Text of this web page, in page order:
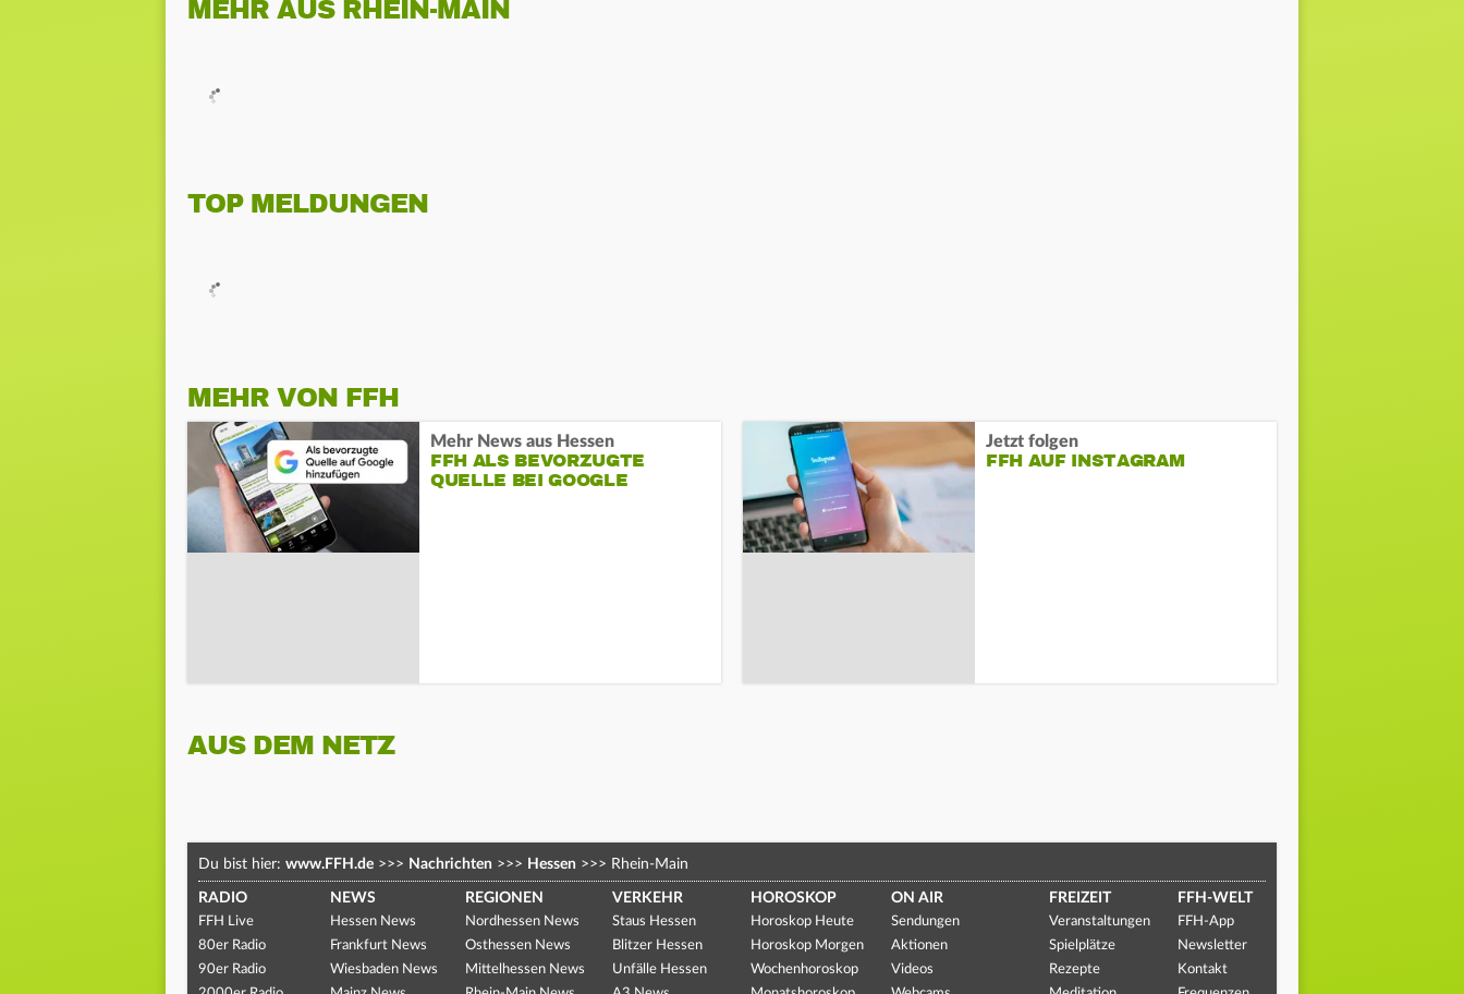
MEHR AUS RHEIN-MAIN
TOP MELDUNGEN
MEHR VON FFH
Mehr News aus Hessen
FFH ALS BEVORZUGTE
QUELLE BEI GOOGLE
Jetzt folgen
FFH AUF INSTAGRAM
AUS DEM NETZ
Du bist hier: www.FFH.de >>> Nachrichten >>> Hessen >>> Rhein-Main
RADIO
FFH Live
80er Radio
90er Radio
NEWS
Hessen News
Frankfurt News
Wiesbaden News
REGIONEN
Nordhessen News
Osthessen News
Mittelhessen News
VERKEHR
Staus Hessen
Blitzer Hessen
Unfälle Hessen
HOROSKOP
Horoskop Heute
Horoskop Morgen
Wochenhoroskop
ON AIR
Sendungen
Aktionen
Videos
FREIZEIT
Veranstaltungen
Spielplätze
Rezepte
FFH-WELT
FFH-App
Newsletter
Kontakt